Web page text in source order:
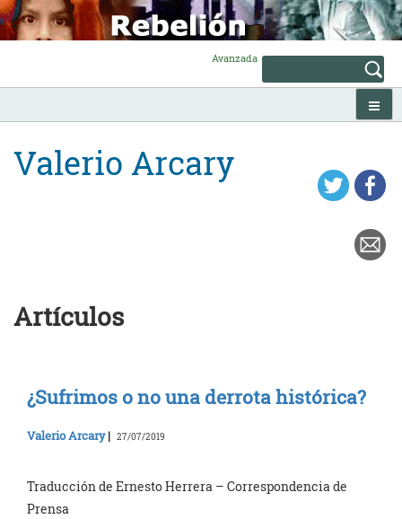
Skip
to
content
Avanzada
Valerio Arcary
Artículos
¿Sufrimos o no una derrota histórica?
Valerio Arcary| 27/07/2019
Traducción de Ernesto Herrera – Correspondencia de
Prensa